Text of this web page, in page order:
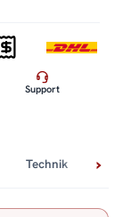
Support
Technik